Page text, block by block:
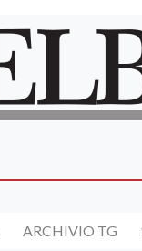
ARCHIVIO TG